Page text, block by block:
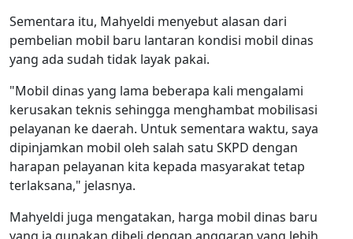
Sementara itu, Mahyeldi menyebut alasan dari
pembelian mobil baru lantaran kondisi mobil dinas
yang ada sudah tidak layak pakai.
"Mobil dinas yang lama beberapa kali mengalami
kerusakan teknis sehingga menghambat mobilisasi
pelayanan ke daerah. Untuk sementara waktu, saya
dipinjamkan mobil oleh salah satu SKPD dengan
harapan pelayanan kita kepada masyarakat tetap
terlaksana," jelasnya.
Mahyeldi juga mengatakan, harga mobil dinas baru